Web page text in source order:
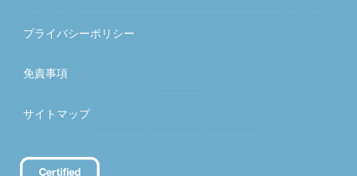
プライバシーポリシー
免責事項
サイトマップ